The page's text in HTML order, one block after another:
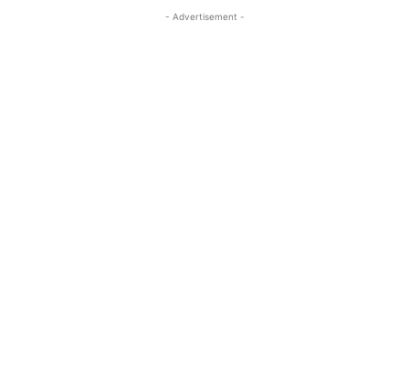
- Advertisement -